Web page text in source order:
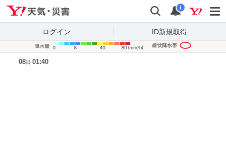
検索 通知
i
ログイン ID新規取得
08日 01:40